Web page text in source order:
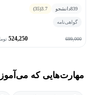
839دانشجو 3.7
(35)
گواهی‌نامه
699,000
524,250
مهارت‌هایی که